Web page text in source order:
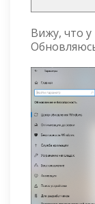
Вижу, что у